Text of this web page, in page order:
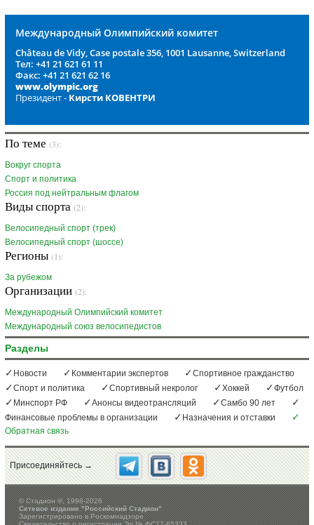
Международный Олимпийский комитет
Château de Vidy, Case postale 356, 1001 Lausanne, Switzerland
Тел: +41 21 621 61 11
Факс: +41 21 621 62 16
www.olympic.org
Президент - Кирсти КОВЕНТРИ
По теме (3):
Вокруг спорта
Спорт и политика
Россия под нейтральным флагом
Виды спорта (2):
Велосипедный спорт (трек)
Велосипедный спорт (шоссе)
Регионы (1):
За рубежом
Организации (2):
Международный Олимпийский комитет
Международный союз велосипедистов
Разделы
Новости Комментарии экспертов
Спортивное гражданство
Спорт и политика
Спортивный некролог Хоккей
Футбол
Минспорт РФ
Анонсы видеотрансляций
Самбо 90 лет
Финансовые проблемы в организации
Назначения и отставки
Обратная связь
Присоединяйтесь →
©Стадион ®, 1998-2026
Сетевое издание "Российский Стадион"
Зарегистрировано в Роскомнадзоре